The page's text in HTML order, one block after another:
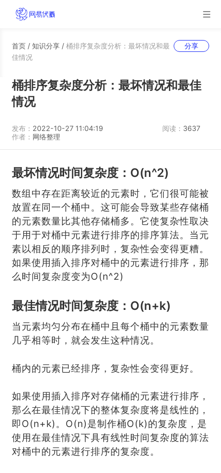
首页 / 知识分享 / 桶排序复杂度分析：最坏情况和最
佳情况
分享
桶排序复杂度分析：最坏情况和最佳
情况
发布： 2022-10-27 11:04:19 阅读： 3637
作者： 网络整理
最坏情况时间复杂度：O(n^2)
数组中存在距离较近的元素时，它们很可能被
放置在同一个桶中。这可能会导致某些存储桶
的元素数量比其他存储桶多。它使复杂性取决
于用于对桶中元素进行排序的排序算法。当元
素以相反的顺序排列时，复杂性会变得更糟。
如果使用插入排序对桶中的元素进行排序，那
么时间复杂度变为O(n^2)
最佳情况时间复杂度：O(n+k)
当元素均匀分布在桶中且每个桶中的元素数量
几乎相等时，就会发生这种情况。
桶内的元素已经排序，复杂性会变得更好。
如果使用插入排序对存储桶的元素进行排序，
那么在最佳情况下的整体复杂度将是线性的，
即O(n+k)。O(n)是制作桶O(k)的复杂度，是
使用在最佳情况下具有线性时间复杂度的算法
对桶中的元素进行排序的复杂度。